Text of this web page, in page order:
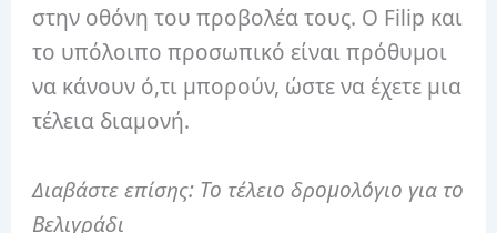
στην οθόνη του προβολέα τους. Ο Filip και
το υπόλοιπο προσωπικό είναι πρόθυμοι
να κάνουν ό,τι μπορούν, ώστε να έχετε μια
τέλεια διαμονή.
Διαβάστε επίσης: Το τέλειο δρομολόγιο για το
Βελιγράδι